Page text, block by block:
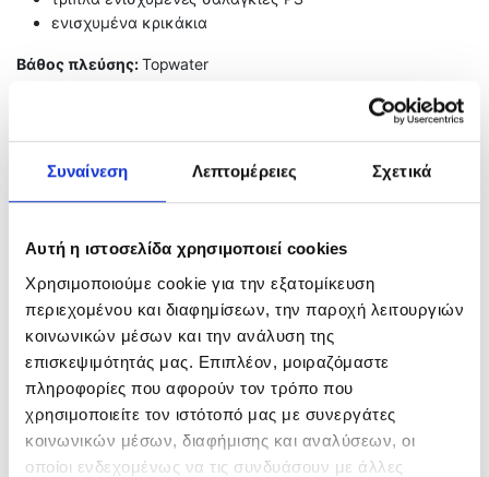
Συναίνεση Λεπτομέρειες Σχετικά
Αυτή η ιστοσελίδα χρησιμοποιεί cookies
Χρησιμοποιούμε cookie για την εξατομίκευση
περιεχομένου και διαφημίσεων, την παροχή λειτουργιών
κοινωνικών μέσων και την ανάλυση της
επισκεψιμότητάς μας. Επιπλέον, μοιραζόμαστε
πληροφορίες που αφορούν τον τρόπο που
χρησιμοποιείτε τον ιστότοπό μας με συνεργάτες
κοινωνικών μέσων, διαφήμισης και αναλύσεων, οι
οποίοι ενδεχομένως να τις συνδυάσουν με άλλες
ενισχυμένα κρικάκια
Βάθος πλεύσης:Topwater
Related products
Jigging Lure Filstar 165 –
180g
FIIISH ”BLACK MINNOW
ΝΟ6” Σώματα Σιλικόνης